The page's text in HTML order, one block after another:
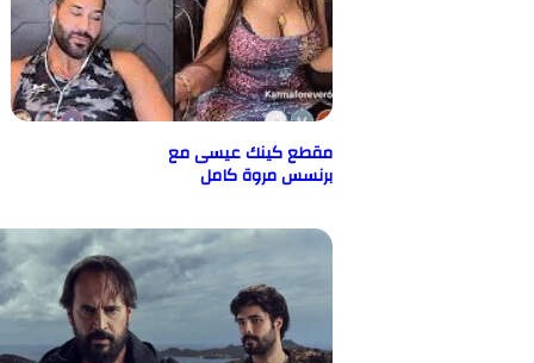
مقطع كينك عيسى مع
برنسس مروة كامل